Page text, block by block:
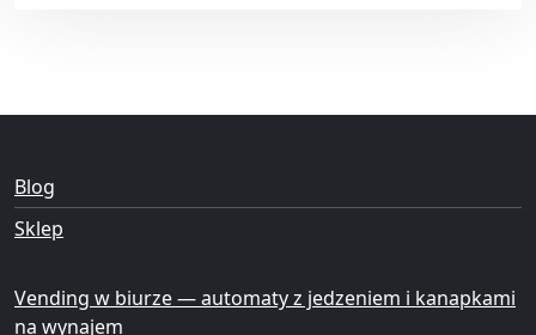
Blog
Sklep
Vending w biurze — automaty z jedzeniem i kanapkami
na wynajem